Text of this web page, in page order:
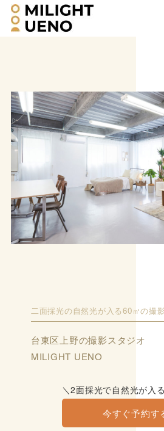
二面採光の自然光が入る60㎡の撮
台東区上野の撮影スタジオ
MILIGHT UENO
＼2面採光で自然光が入
今すぐ予約す